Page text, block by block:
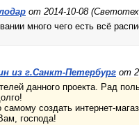
от 2014-10-08
много чего есть всё
из г.Санкт-Петербург от
данного проекта. Рад
самому создать интернет-
господа!